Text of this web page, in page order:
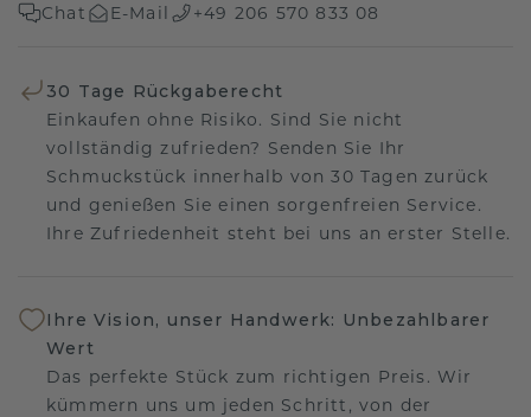
Chat E-Mail +49 206 570 833 08
30 Tage Rückgaberecht
Einkaufen ohne Risiko. Sind Sie nicht
vollständig zufrieden? Senden Sie Ihr
Schmuckstück innerhalb von 30 Tagen zurück
und genießen Sie einen sorgenfreien Service.
Ihre Zufriedenheit steht bei uns an erster Stelle.
Ihre Vision, unser Handwerk: Unbezahlbarer
Wert
Das perfekte Stück zum richtigen Preis. Wir
kümmern uns um jeden Schritt, von der